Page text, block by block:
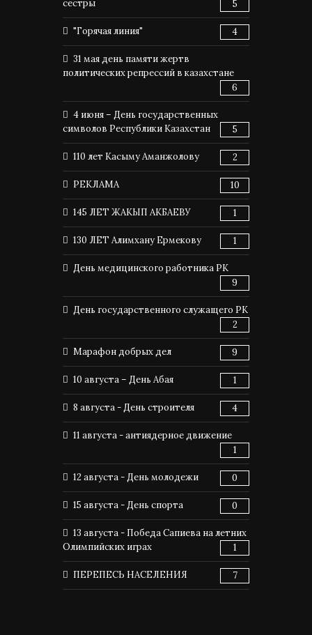
сестры
5
"Горячая линия" 4
31 мая день памяти жертв
политических репрессий в казахстане
6
4 июня – День государственных
символов Республики Казахстан
5
110 лет Касыму Аманжолову 2
РЕКЛАМА 10
145 ЛЕТ ЖАКЫП АКБАЕВУ 1
130 ЛЕТ Алимхану Ермекову 1
День медицинского работника РК
9
День государственного служащего РК
2
Марафон добрых дел 9
10 августа – День Абая 1
8 августа - День строителя 4
11 августа - антиядерное движение
1
12 августа - День молодежи 0
15 августа - День спорта 0
13 августа - Победа Сапиева на летних
Олимпийских играх
1
ПЕРЕПЕСЬ НАСЕЛЕНИЯ 7